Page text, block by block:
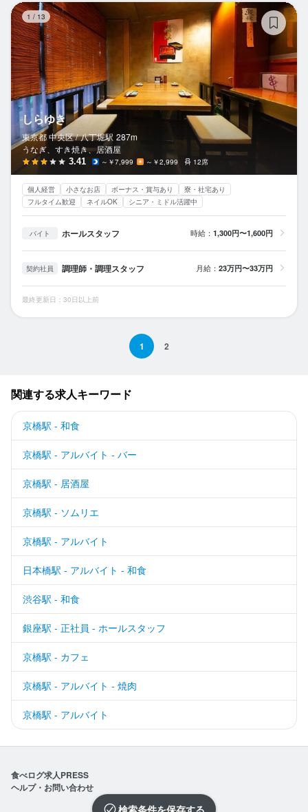
1 / 13
しらゆき
東京都 中央区 / 八丁堀駅 287m
うなぎ、すき焼き、居酒屋
3.41 ～￥7,999 ～￥2,999 12席
個人経営 小さなお店 ボーナス・賞与あり
寮・社宅あり
フルタイム歓迎
ネイルOK シニア・ミドル活躍中
バイト ホールスタッフ 時給： 1,300円〜1,600円
契約社員 調理師・調理スタッフ 月給： 23万円〜33万円
最終更新日：30日以上前
1 2
検索条件を保存
関連する求人キーワード
京橋駅 - 和食
京橋駅 - アルバイト - バー
京橋駅 - 居酒屋
京橋駅 - ソムリエ
京橋駅 - アルバイト
日本橋駅 - アルバイト - 和食
渋谷駅 - 和食
銀座駅 - 正社員 - ホールスタッフ
京橋駅 - カフェ
京橋駅 - アルバイト - 焼肉
京橋駅 - アルバイト
食べログ求人PRESS
ヘルプ・お問い合わせ